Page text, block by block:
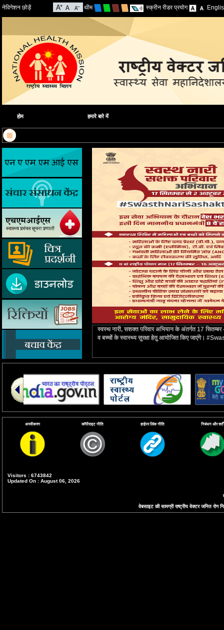
नेविगेशन छोड़ें थीम स्क्रीन रीडर प्रयोग
होम हमारे बारे में
स्वस्थ नारी, सशक्त परिवार अभियान के अंतर्गत 17
व बच्चों के स्वास्थ्य सुरक्षा हेतु आयोजित किए जाएंगे।
अस्वीकरण कॉपीराइट नीति हाईपर लिंक नीति निबंधन और शर्तें
Visitors : 6743842
Updated On : August 06, 2026
वेबसाइट की सामग्री राष्ट्रीय वेक्टर जनित रोग